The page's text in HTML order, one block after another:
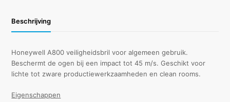
Beschrijving
Honeywell A800 veiligheidsbril voor algemeen gebruik.
Beschermt de ogen bij een impact tot 45 m/s. Geschikt voor
lichte tot zware productiewerkzaamheden en clean rooms.
Eigenschappen